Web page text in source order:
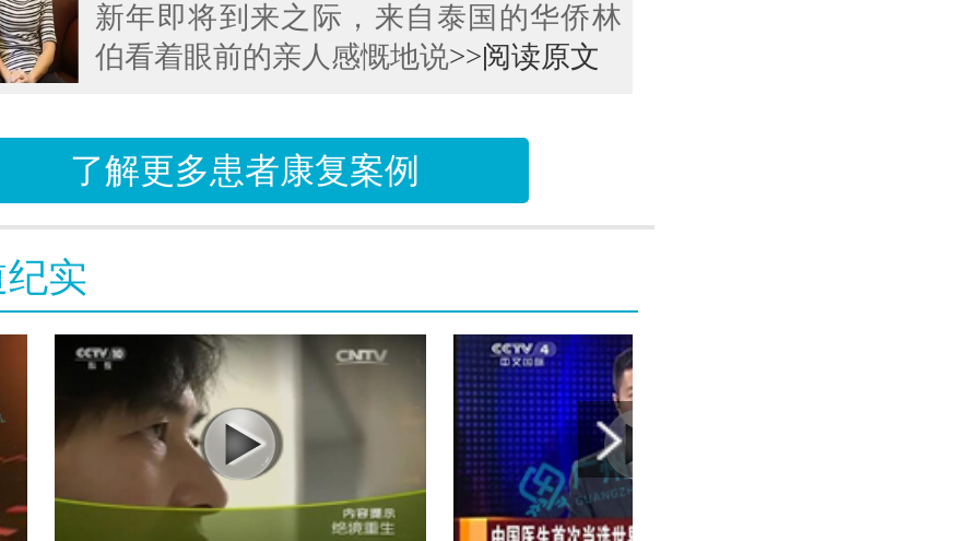
新年即将到来之际，来自泰国的华侨林
伯看着眼前的亲人感慨地说>>阅读原文
了解更多患者康复案例
实